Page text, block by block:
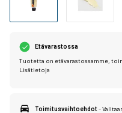
Etävarastossa
Tuotetta on etävarastossamme,
Lisätietoja
Toimitusvaihtoehdot-